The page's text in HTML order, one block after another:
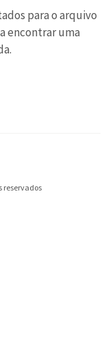
para o arquivo
encontrar uma
reservados